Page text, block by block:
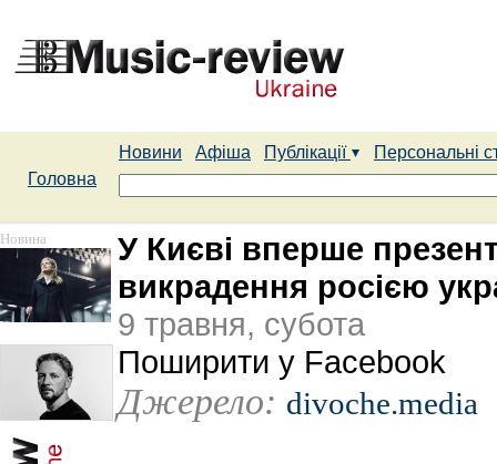
Новини Афіша Публікації
Персональні
Головна
Новина
У Києві вперше
викрадення росією
9 травня, субота
Поширити у Facebook
Джерело: divoche.media